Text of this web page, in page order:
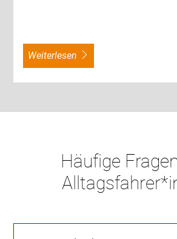
weiterlesen
Häufige